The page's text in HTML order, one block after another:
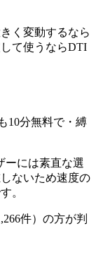
く変動するなら
て使うならDTI
10分無料で・縛
ーには素直な選
ないため速度の
。
件）の方が判